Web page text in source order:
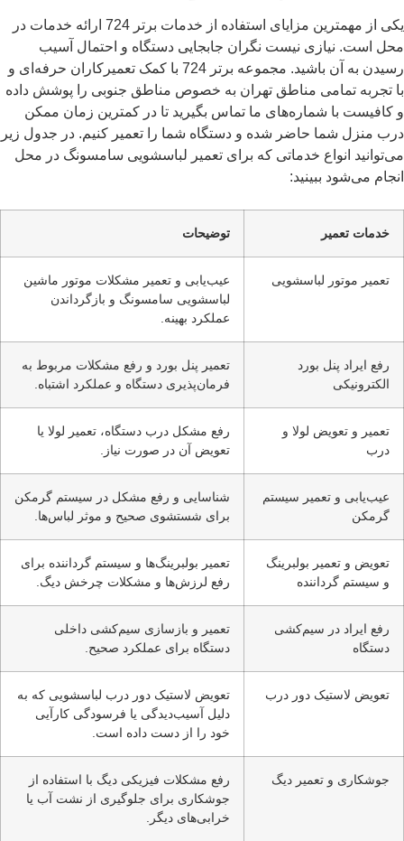
یکی از مهمترین مزایای استفاده از خدمات برتر 724 ارائه خدمات در
محل است. نیازی نیست نگران جابجایی دستگاه و احتمال آسیب
رسیدن به آن باشید. مجموعه برتر 724 با کمک تعمیرکاران حرفه‌ای و
با تجربه تمامی مناطق تهران به خصوص مناطق جنوبی را پوشش داده
و کافیست با شماره‌های ما تماس بگیرید تا در کمترین زمان ممکن
درب منزل شما حاضر شده و دستگاه شما را تعمیر کنیم. در جدول زیر
می‌توانید انواع خدماتی که برای تعمیر لباسشویی سامسونگ در محل
انجام می‌شود ببینید:
خدمات تعمیر توضیحات
تعمیر موتور لباسشویی
عیب‌یابی و تعمیر مشکلات موتور ماشین
لباسشویی سامسونگ و بازگرداندن
عملکرد بهینه.
رفع ایراد پنل بورد
الکترونیکی
تعمیر پنل بورد و رفع مشکلات مربوط به
فرمان‌پذیری دستگاه و عملکرد اشتباه.
تعمیر و تعویض لولا و
درب
رفع مشکل درب دستگاه، تعمیر لولا یا
تعویض آن در صورت نیاز.
عیب‌یابی و تعمیر سیستم
گرمکن
شناسایی و رفع مشکل در سیستم گرمکن
برای شستشوی صحیح و موثر لباس‌ها.
تعویض و تعمیر بولبرینگ
و سیستم گرداننده
تعمیر بولبرینگ‌ها و سیستم گرداننده برای
رفع لرزش‌ها و مشکلات چرخش دیگ.
رفع ایراد در سیم‌کشی
دستگاه
تعمیر و بازسازی سیم‌کشی داخلی
دستگاه برای عملکرد صحیح.
تعویض لاستیک دور درب
تعویض لاستیک دور درب لباسشویی که به
دلیل آسیب‌دیدگی یا فرسودگی کارآیی
خود را از دست داده است.
جوشکاری و تعمیر دیگ
رفع مشکلات فیزیکی دیگ با استفاده از
جوشکاری برای جلوگیری از نشت آب یا
خرابی‌های دیگر.